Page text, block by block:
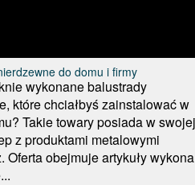
do domu i firmy
wykonane balustrady
które chciałbyś zainstalować w
Takie towary posiada w swojej
z produktami metalowymi
Oferta obejmuje artykuły